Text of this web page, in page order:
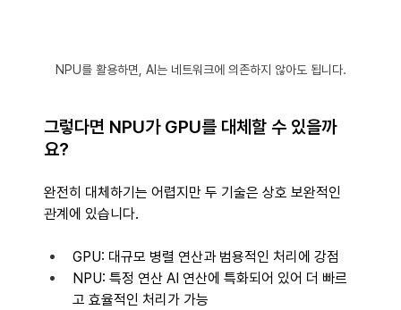
NPU를 활용하면, AI는 네트워크에 의존하지 않아도 됩니다.
그렇다면 NPU가 GPU를 대체할 수 있을까
요?
완전히 대체하기는 어렵지만 두 기술은 상호 보완적인
관계에 있습니다.
GPU: 대규모 병렬 연산과 범용적인 처리에 강점
NPU: 특정 연산 AI 연산에 특화되어 있어 더 빠르
고 효율적인 처리가 가능